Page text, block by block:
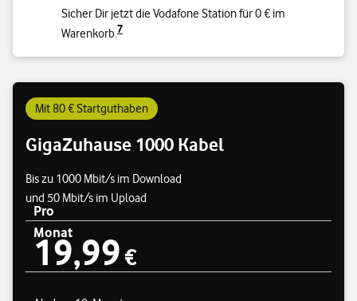
Sicher Dir jetzt die Vodafone Station für 0 € im
Warenkorb.7
Mit 80 € Startguthaben
GigaZuhause 1000 Kabel
Bis zu 1000 Mbit/s im Download
und 50 Mbit/s im Upload
Preisübersicht
Pro
Monat
19,99 €
19,99 €